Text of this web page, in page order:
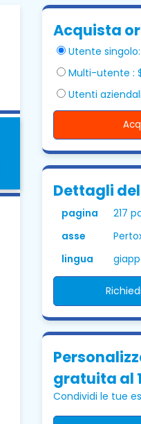
Acquista
Utente
Multi-utente :
Utenti
Dettagli
pagina
217
asse
lingua
gratuita al
Condividi le tue